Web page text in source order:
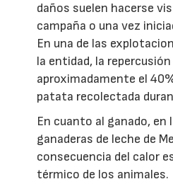
daños suelen hacerse
campaña o una vez
En una de las
la entidad, la
aproximadamente el
patata recolectada
En cuanto al ganado, en
ganaderas de leche de
consecuencia del calor
térmico de los animales.